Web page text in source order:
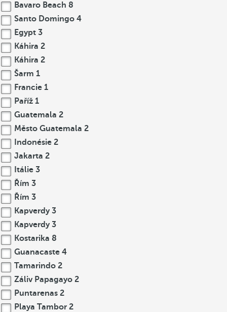
Bavaro Beach 8
Santo Domingo 4
Egypt 3
Káhira 2
Káhira 2
Šarm 1
Francie 1
Paříž 1
Guatemala 2
Město Guatemala 2
Indonésie 2
Jakarta 2
Itálie 3
Řím 3
Řím 3
Kapverdy 3
Kapverdy 3
Kostarika 8
Guanacaste 4
Tamarindo 2
Záliv Papagayo 2
Puntarenas 2
Playa Tambor 2